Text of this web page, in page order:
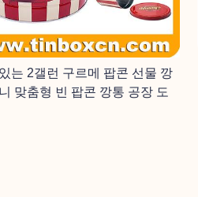
는 2갤런 구르메 팝콘 선물 깡
맞춤형 빈 팝콘 깡통 공장 도